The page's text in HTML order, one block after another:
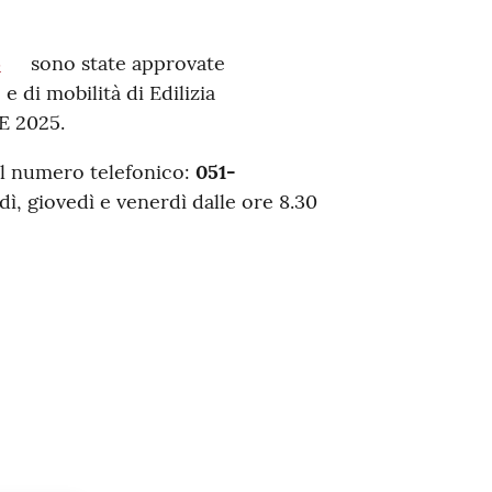
sono state approvate
e di mobilità di Edilizia
2025.
numero telefonico: 051-
giovedì e venerdì dalle ore 8.30